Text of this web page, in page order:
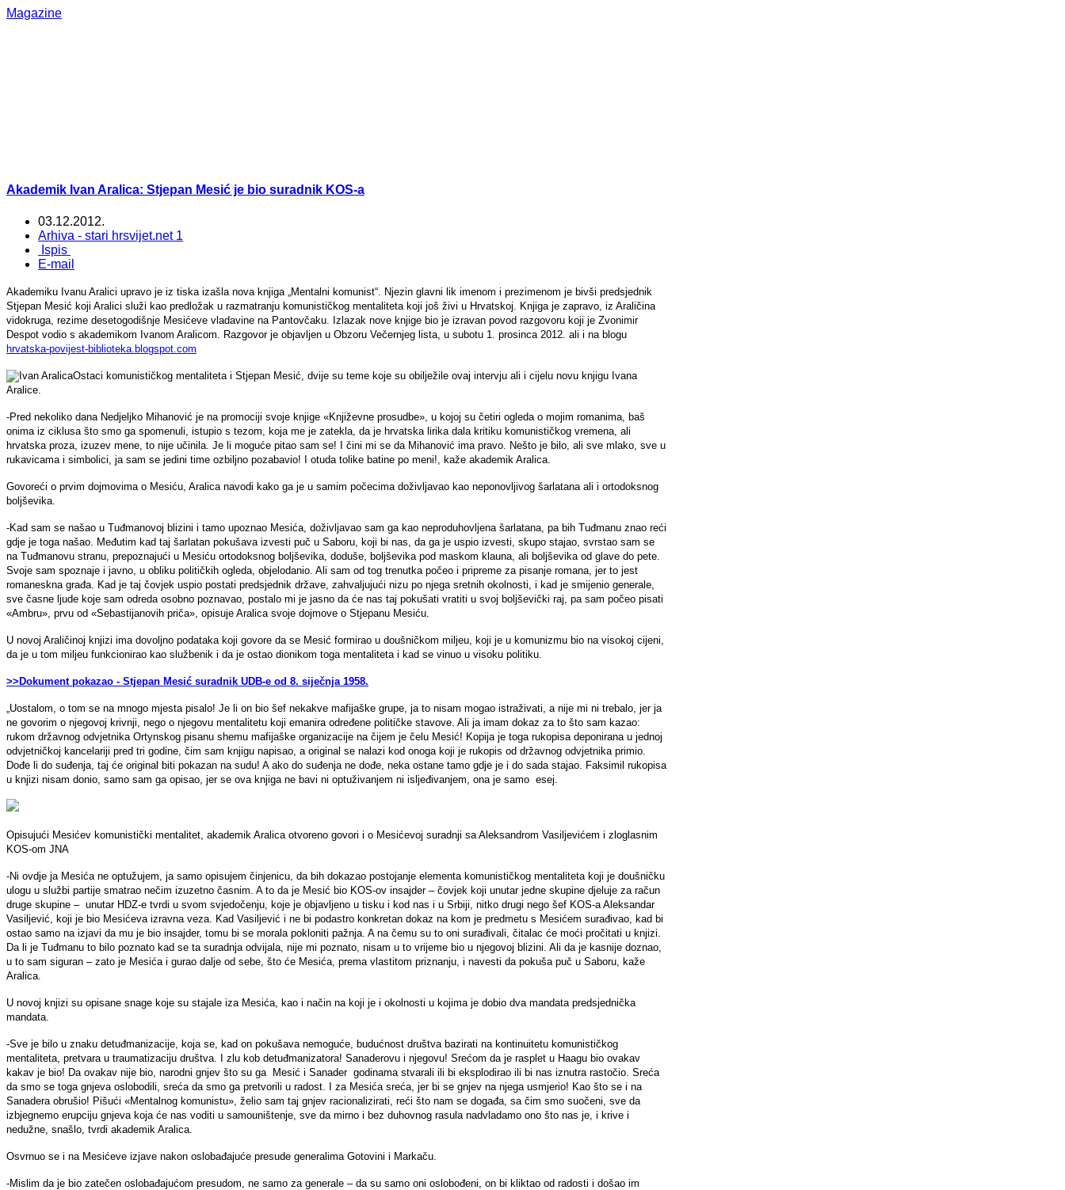
Magazine
Akademik Ivan Aralica: Stjepan Mesić je bio suradnik KOS-a
03.12.2012.
Arhiva - stari hrsvijet.net 1
Ispis
E-mail
Akademiku Ivanu Aralici upravo je iz tiska izašla nova knjiga „Mentalni komunist“. Njezin glavni lik imenom i prezimenom je bivši predsjednik
Stjepan Mesić koji Aralici služi kao predložak u razmatranju komunističkog mentaliteta koji još živi u Hrvatskoj. Knjiga je zapravo, iz Araličina
vidokruga, rezime desetogodišnje Mesićeve vladavine na Pantovčaku. Izlazak nove knjige bio je izravan povod razgovoru koji je Zvonimir
Despot vodio s akademikom Ivanom Aralicom. Razgovor je objavljen u Obzoru Večernjeg lista, u subotu 1. prosinca 2012. ali i na blogu
hrvatska-povijest-biblioteka.blogspot.com
Ostaci komunističkog mentaliteta i Stjepan Mesić, dvije su teme koje su obilježile ovaj intervju ali i cijelu novu knjigu Ivana
Aralice.
-Pred nekoliko dana Nedjeljko Mihanović je na promociji svoje knjige «Književne prosudbe», u kojoj su četiri ogleda o mojim romanima, baš
onima iz ciklusa što smo ga spomenuli, istupio s tezom, koja me je zatekla, da je hrvatska lirika dala kritiku komunističkog vremena, ali
hrvatska proza, izuzev mene, to nije učinila. Je li moguće pitao sam se! I čini mi se da Mihanović ima pravo. Nešto je bilo, ali sve mlako, sve u
rukavicama i simbolici, ja sam se jedini time ozbiljno pozabavio! I otuda tolike batine po meni!, kaže akademik Aralica.
Govoreći o prvim dojmovima o Mesiću, Aralica navodi kako ga je u samim počecima doživljavao kao neponovljivog šarlatana ali i ortodoksnog
boljševika.
-Kad sam se našao u Tuđmanovoj blizini i tamo upoznao Mesića, doživljavao sam ga kao neproduhovljena šarlatana, pa bih Tuđmanu znao reći
gdje je toga našao. Međutim kad taj šarlatan pokušava izvesti puč u Saboru, koji bi nas, da ga je uspio izvesti, skupo stajao, svrstao sam se
na Tuđmanovu stranu, prepoznajući u Mesiću ortodoksnog boljševika, doduše, boljševika pod maskom klauna, ali boljševika od glave do pete.
Svoje sam spoznaje i javno, u obliku političkih ogleda, objelodanio. Ali sam od tog trenutka počeo i pripreme za pisanje romana, jer to jest
romaneskna građa. Kad je taj čovjek uspio postati predsjednik države, zahvaljujući nizu po njega sretnih okolnosti, i kad je smijenio generale,
sve časne ljude koje sam odreda osobno poznavao, postalo mi je jasno da će nas taj pokušati vratiti u svoj boljševički raj, pa sam počeo pisati
«Ambru», prvu od «Sebastijanovih priča», opisuje Aralica svoje dojmove o Stjepanu Mesiću.
U novoj Araličinoj knjizi ima dovoljno podataka koji govore da se Mesić formirao u doušničkom miljeu, koji je u komunizmu bio na visokoj cijeni,
da je u tom miljeu funkcionirao kao službenik i da je ostao dionikom toga mentaliteta i kad se vinuo u visoku politiku.
>>Dokument pokazao - Stjepan Mesić suradnik UDB-e od 8. siječnja 1958.
„Uostalom, o tom se na mnogo mjesta pisalo! Je li on bio šef nekakve mafijaške grupe, ja to nisam mogao istraživati, a nije mi ni trebalo, jer ja
ne govorim o njegovoj krivnji, nego o njegovu mentalitetu koji emanira određene političke stavove. Ali ja imam dokaz za to što sam kazao:
rukom državnog odvjetnika Ortynskog pisanu shemu mafijaške organizacije na čijem je čelu Mesić! Kopija je toga rukopisa deponirana u jednoj
odvjetničkoj kancelariji pred tri godine, čim sam knjigu napisao, a original se nalazi kod onoga koji je rukopis od državnog odvjetnika primio.
Dođe li do suđenja, taj će original biti pokazan na sudu! A ako do suđenja ne dođe, neka ostane tamo gdje je i do sada stajao. Faksimil rukopisa
u knjizi nisam donio, samo sam ga opisao, jer se ova knjiga ne bavi ni optuživanjem ni isljeđivanjem, ona je samo esej.
Opisujući Mesićev komunistički mentalitet, akademik Aralica otvoreno govori i o Mesićevoj suradnji sa Aleksandrom Vasiljevićem i zloglasnim
KOS-om JNA
-Ni ovdje ja Mesića ne optužujem, ja samo opisujem činjenicu, da bih dokazao postojanje elementa komunističkog mentaliteta koji je doušničku
ulogu u službi partije smatrao nečim izuzetno časnim. A to da je Mesić bio KOS-ov insajder – čovjek koji unutar jedne skupine djeluje za račun
druge skupine – unutar HDZ-e tvrdi u svom svjedočenju, koje je objavljeno u tisku i kod nas i u Srbiji, nitko drugi nego šef KOS-a Aleksandar
Vasiljević, koji je bio Mesićeva izravna veza. Kad Vasiljević i ne bi podastro konkretan dokaz na kom je predmetu s Mesićem surađivao, kad bi
ostao samo na izjavi da mu je bio insajder, tomu bi se morala pokloniti pažnja. A na čemu su to oni surađivali, čitalac će moći pročitati u knjizi.
Da li je Tuđmanu to bilo poznato kad se ta suradnja odvijala, nije mi poznato, nisam u to vrijeme bio u njegovoj blizini. Ali da je kasnije doznao,
u to sam siguran – zato je Mesića i gurao dalje od sebe, što će Mesića, prema vlastitom priznanju, i navesti da pokuša puč u Saboru, kaže
Aralica.
U novoj knjizi su opisane snage koje su stajale iza Mesića, kao i način na koji je i okolnosti u kojima je dobio dva mandata predsjednička
mandata.
-Sve je bilo u znaku detuđmanizacije, koja se, kad on pokušava nemoguće, budućnost društva bazirati na kontinuitetu komunističkog
mentaliteta, pretvara u traumatizaciju društva. I zlu kob detuđmanizatora! Sanaderovu i njegovu! Srećom da je rasplet u Haagu bio ovakav
kakav je bio! Da ovakav nije bio, narodni gnjev što su ga Mesić i Sanader godinama stvarali ili bi eksplodirao ili bi nas iznutra rastočio. Sreća
da smo se toga gnjeva oslobodili, sreća da smo ga pretvorili u radost. I za Mesića sreća, jer bi se gnjev na njega usmjerio! Kao što se i na
Sanadera obrušio! Pišući «Mentalnog komunistu», želio sam taj gnjev racionalizirati, reći što nam se događa, sa čim smo suočeni, sve da
izbjegnemo erupciju gnjeva koja će nas voditi u samouništenje, sve da mirno i bez duhovnog rasula nadvladamo ono što nas je, i krive i
nedužne, snašlo, tvrdi akademik Aralica.
Osvrnuo se i na Mesićeve izjave nakon oslobađajuće presude generalima Gotovini i Markaču.
-Mislim da je bio zatečen oslobađajućom presudom, ne samo za generale – da su samo oni oslobođeni, on bi kliktao od radosti i došao im